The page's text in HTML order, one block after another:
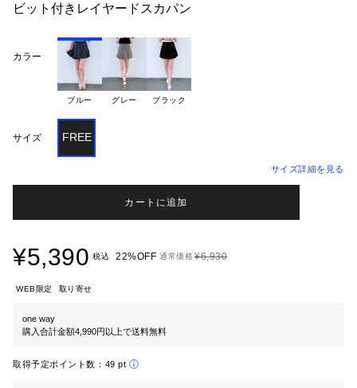
ビット付きレイヤードスカパン
カラー
ブルー グレー ブラック
サイズ FREE
サイズ詳細を見る
カートに追加
¥5,390 税込 22%OFF 通常価格¥6,930
WEB限定 取り寄せ
one way
購入合計金額4,990円以上で送料無料
取得予定ポイント数： 49 pt